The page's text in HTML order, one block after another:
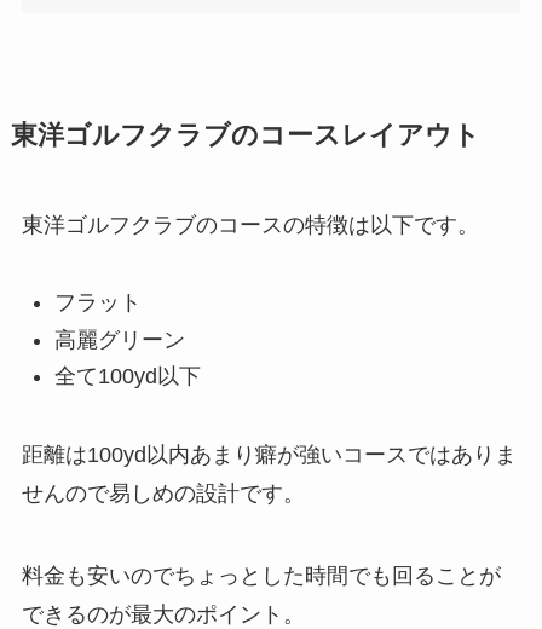
東洋ゴルフクラブのコースレイアウト
東洋ゴルフクラブのコースの特徴は以下です。
フラット
高麗グリーン
全て100yd以下
距離は100yd以内あまり癖が強いコースではありま
せんので易しめの設計です。
料金も安いのでちょっとした時間でも回ることが
できるのが最大のポイント。